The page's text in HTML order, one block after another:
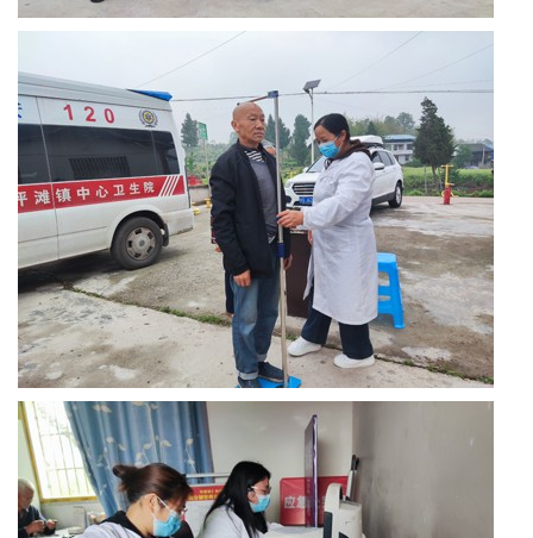
才
笺
香
文
学
中
国
西
部
老